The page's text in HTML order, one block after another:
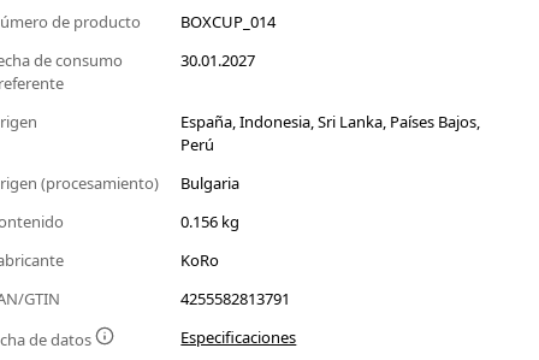
de producto
BOXCUP_014
de consumo
30.01.2027
España, Indonesia, Sri Lanka, Países Bajos,
Perú
(procesamiento)
Bulgaria
0.156 kg
KoRo
GTIN
4255582813791
de datos
Especificaciones